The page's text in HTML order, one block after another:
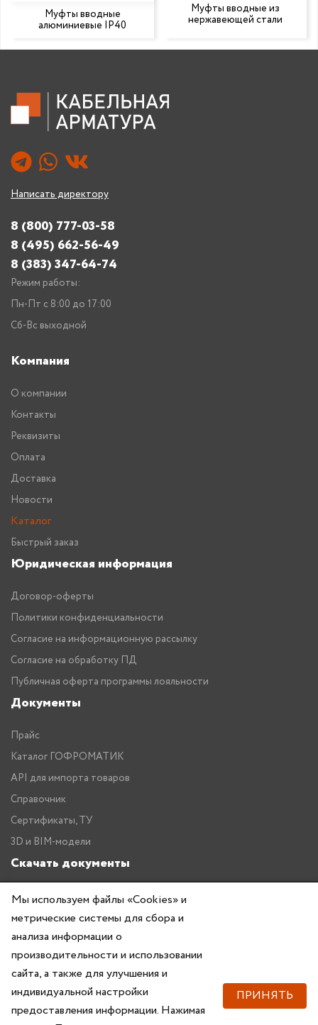
Муфты вводные
алюминиевые IP40
Муфты вводные из
нержавеющей стали
Написать директору
8 (800) 777-03-58
8 (495) 662-56-49
8 (383) 347-64-74
Режим работы:
Пн-Пт с 8:00 до 17:00
Сб-Вс выходной
Компания
О компании
Контакты
Реквизиты
Оплата
Доставка
Новости
Каталог
Быстрый заказ
Юридическая информация
Договор-оферты
Политики конфиденциальности
Согласие на информационную рассылку
Согласие на обработку ПД
Публичная оферта программы лояльности
Документы
Прайс
Каталог ГОФРОМАТИК
API для импорта товаров
Справочник
Сертификаты, ТУ
3D и BIM-модели
Скачать документы
Прайс
Каталог ГОФРОМАТИК
Copyright © 2026 — ZKABEL.RU Все права защищены
Мы используем файлы «Cookies» и
метрические системы для сбора и
анализа информации о
производительности и использовании
сайта, а также для улучшения и
индивидуальной настройки
предоставления информации. Нажимая
ПРИНЯТЬ